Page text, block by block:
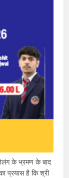
हेलंग के भ्रमण के बाद
प्रयास है कि श्री